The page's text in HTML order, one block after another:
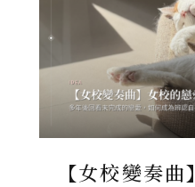
【女校變奏